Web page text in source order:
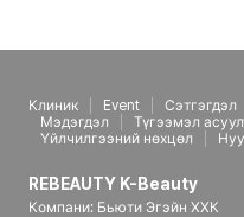
Клиник Event Сэтгэгдэл
Мэдэгдэл
Түгээмэл
Үйлчилгээний нөхцөл
REBEAUTY K-Beauty
Компани: Бьюти Эгэйн ХХК